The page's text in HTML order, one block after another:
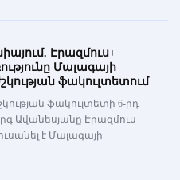
Էրազմուս+
Մալագայի
ֆակուլտետում
ֆակուլտետի 6-րդ
Ավանեսյանը Էրազմուս+
է Մալագայի